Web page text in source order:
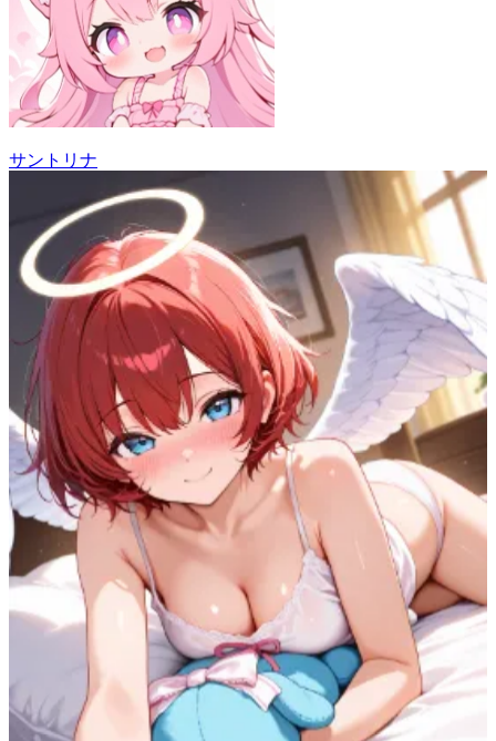
サントリナ
46)